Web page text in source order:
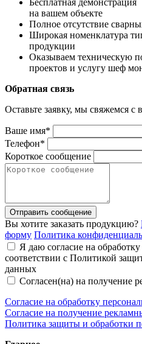
на вашем объекте
Полное отсутствие
Широкая номенклатура
продукции
Оказываем техническую
проектов и услугу шеф
Обратная связь
Оставьте заявку, мы свяжемся с
Ваше имя*
Телефон*
Короткое сообщение
Отправить сообщение
Вы хотите заказать продукцию?
форму Политика
Я даю согласие на
соответствии с Политикой
данных
Согласен(на) на получение
Согласие на обработку
Согласие на получение
Политика защиты и обработки